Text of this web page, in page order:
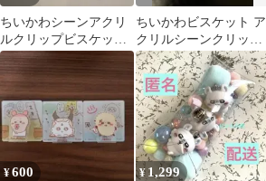
ちいかわシーンアクリ
ルクリップビスケット
うさぎ ももんが2点セ
ット
ちいかわビスケット ア
クリルシーンクリップ
うさぎ
¥600 ¥ 1,299